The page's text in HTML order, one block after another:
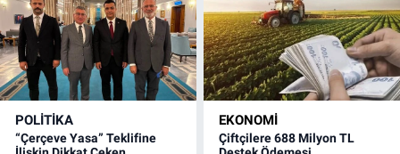
POLITIKA
“Çerçeve Yasa” Teklifine
EKONOMI
Çiftçilere 688 Milyon TL